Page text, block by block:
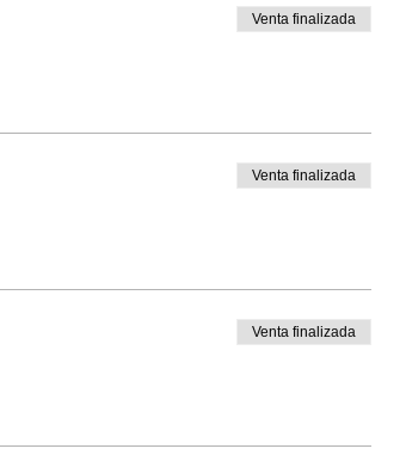
Venta finalizada
Venta finalizada
Venta finalizada